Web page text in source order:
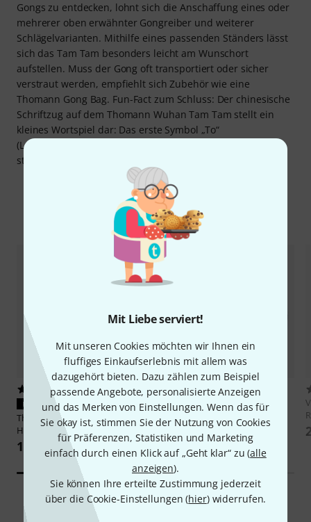
Mit Liebe serviert!
Mit unseren Cookies möchten wir Ihnen ein
fluffiges Einkaufserlebnis mit allem was
dazugehört bieten. Dazu zählen zum Beispiel
passende Angebote, personalisierte Anzeigen
und das Merken von Einstellungen. Wenn das für
Sie okay ist, stimmen Sie der Nutzung von Cookies
für Präferenzen, Statistiken und Marketing
einfach durch einen Klick auf „Geht klar“ zu (alle
anzeigen).
Sie können Ihre erteilte Zustimmung jederzeit
über die Cookie-Einstellungen (hier) widerrufen.
Gongs zu entdecken, lohnt sich die Anschaffung eines oder
mehrerer oben erwähnter Gongreiber und weiterer
Schlägelvarianten. Mithilfe eines passenden Ständers lässt
sich das Tam Tam besonders leicht am Wunschort
aufstellen. Muss der Gong oft transportiert oder sicher
verstraut werden, empfiehlt sich Zubehör wie eine
Thomann Gong Bag. Fun-Fact zum Schluss: Der chinesische
Schriftzug auf dem Thomann Wuhan Tam Tam stellt ein
kleines Wortspiel dar: Das erste Symbol „To“
(Lautschrift/Silbe: tou) bedeutet „Kopf“. Das zweite Symbol
steht wörtlich übersetzt für den Begriff „Mann“.
Zubehör & passende Artikel
22
PASST GARANTIERT
ThomannWooden Gong Stand
HGS 80
169 €
63
PASST GARANTIERT
ThomannGong Bag 55cm
29 €